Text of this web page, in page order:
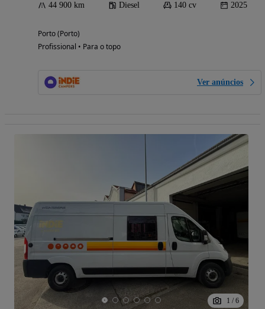
44 900 km Diesel 140 cv 2025
Porto (Porto)
Profissional • Para o topo
Ver anúncios
1 / 6